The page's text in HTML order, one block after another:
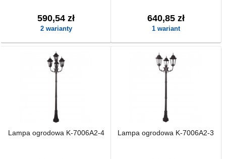
590,54 zł
2 warianty
640,85 zł
1 wariant
Lampa ogrodowa K-7006A2-4 Lampa ogrodowa K-7006A2-3